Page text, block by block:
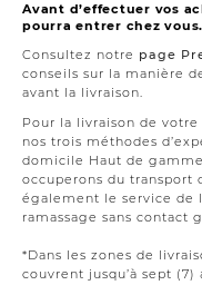
Avant d’effectuer vos
pourra entrer chez vous.
Consultez notre page
conseils sur la manière
avant la livraison.
Pour la livraison de
nos trois méthodes
domicile Haut de
occuperons du transport
également le service de
ramassage sans contact
*Dans les zones de
couvrent jusqu’à sept (7)